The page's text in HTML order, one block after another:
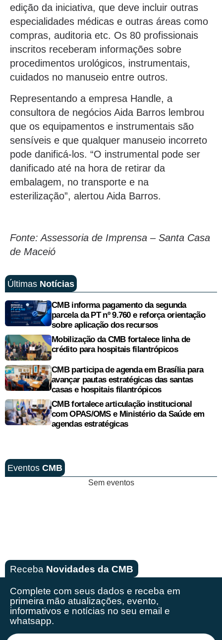
edição da iniciativa, que deve incluir outras
especialidades médicas e outras áreas como
compras, auditoria etc. Os 80 profissionais
inscritos receberam informações sobre
procedimentos urológicos, instrumentais,
cuidados no manuseio entre outros.
Representando a empresa Handle, a
consultora de negócios Aida Barros lembrou
que os equipamentos e instrumentais são
sensíveis e que qualquer manuseio incorreto
pode danificá-los. “O instrumental pode ser
danificado até na hora de retirar da
embalagem, no transporte e na
esterilização”, alertou Aida Barros.
Fonte: Assessoria de Imprensa – Santa Casa
de Maceió
Últimas Notícias
CMB informa pagamento da segunda
parcela da PT nº 9.760 e reforça orientação
sobre aplicação dos recursos
Mobilização da CMB fortalece linha de
crédito para hospitais filantrópicos
CMB participa de agenda em Brasília para
avançar pautas estratégicas das santas
casas e hospitais filantrópicos
CMB fortalece articulação institucional
com OPAS/OMS e Ministério da Saúde em
agendas estratégicas
Eventos CMB
Sem eventos
Receba Novidades da CMB
Complete com seus dados e receba em
primeira mão atualizações, evento,
informativos e notícias no seu email e
whatsapp.